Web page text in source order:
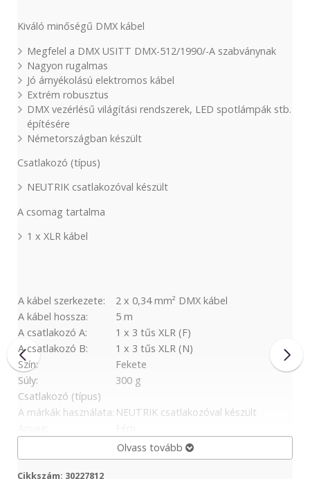
Kiváló minőségű DMX kábel
Megfelel a DMX USITT DMX-512/1990/-A szabványnak
Nagyon rugalmas
Jó árnyékolású elektromos kábel
Extrém robusztus
DMX vezérlésű világítási rendszerek, LED spotlámpák stb.
építésére
Németországban készült
Csatlakozó (típus)
NEUTRIK csatlakozóval készült
A csomag tartalma
1 x XLR kábel
A kábel szerkezete:
2 x 0,34 mm² DMX kábel
A kábel hossza:
5 m
A csatlakozó A:
1 x 3 tűs XLR (F)
A csatlakozó B:
1 x 3 tűs XLR (N)
Szín:
Fekete
Súly:
300 g
Csatlakozó (típus)
A márkák használata: NEUTRIK csatlakozóval készült
Olvass tovább
Cikkszám: 30227812